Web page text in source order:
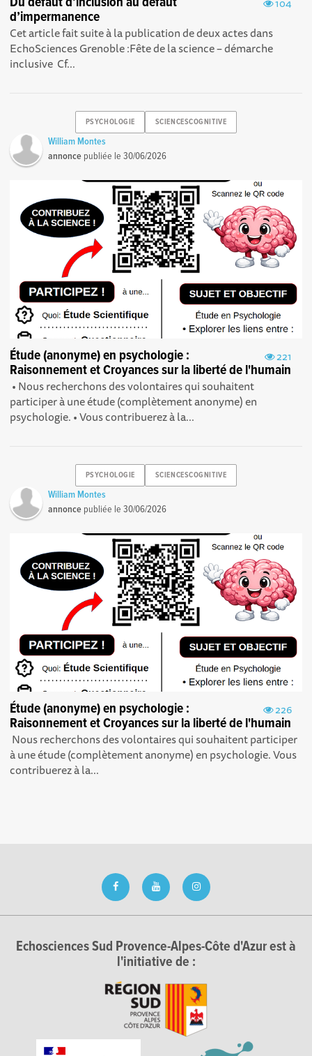
d’impermanence
Cet article fait suite à la publication de deux actes dans
EchoSciences Grenoble : Fête de la science – démarche
inclusive Cf...
PSYCHOLOGIE SCIENCESCOGNITIVE
William Montes
annonce publiée le30/06/2026
221
Étude (anonyme) en psychologie :
Raisonnement et Croyances sur la liberté de l'humain
‎ • Nous recherchons des volontaires qui souhaitent
participer à une étude (complètement anonyme) en
psychologie. • Vous contribuerez à la...
PSYCHOLOGIE SCIENCESCOGNITIVE
William Montes
annonce publiée le30/06/2026
226
Étude (anonyme) en psychologie :
Raisonnement et Croyances sur la liberté de l'humain
‎ Nous recherchons des volontaires qui souhaitent participer
à une étude (complètement anonyme) en psychologie. Vous
contribuerez à la...
Echosciences Sud Provence-Alpes-Côte d'Azur est à
l'initiative de :